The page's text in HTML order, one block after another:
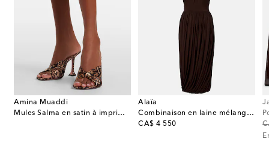
Amina Muaddi
Mules Salma en satin à imprimé léopard
Alaïa
Combinaison en laine mélangée
CA$ 4 550
original price